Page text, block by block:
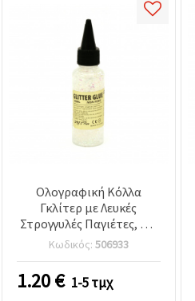
Ολογραφική Κόλλα
Γκλίτερ με Λευκές
Στρογγυλές Παγιέτες, Μη
Τοξική, 50 ml
Κωδικός: 506933
1.20€ 1-5 τμχ